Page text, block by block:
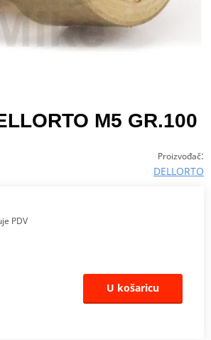
M5 GR.100
Proizvođač:
DELLORTO
PDV
U košaricu